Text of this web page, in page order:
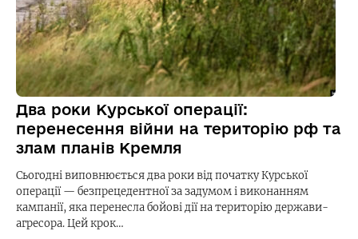
Два роки Курської операції:
перенесення війни на територію рф та
злам планів Кремля
Сьогодні виповнюється два роки від початку Курської
операції — безпрецедентної за задумом і виконанням
кампанії, яка перенесла бойові дії на територію держави-
агресора. Цей крок…